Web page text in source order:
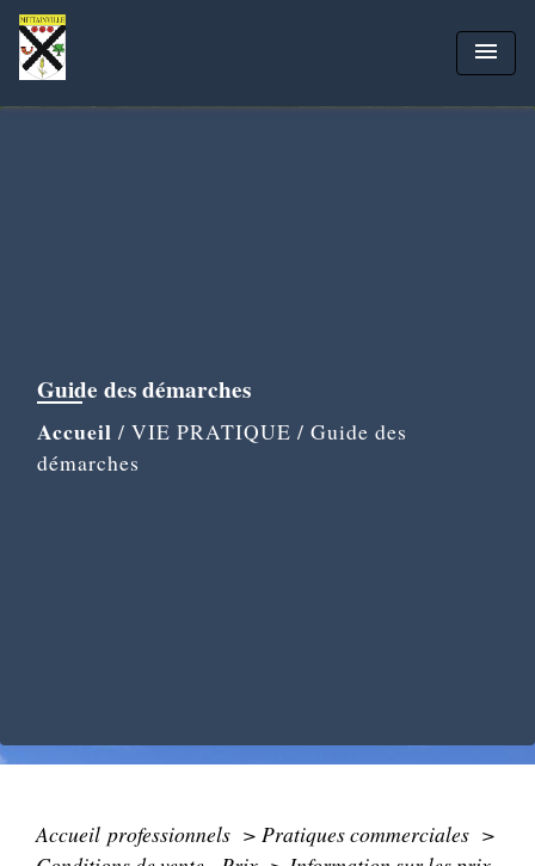
menu
Guide des démarches
Accueil / VIE PRATIQUE / Guide des
démarches
Accueil professionnels > Pratiques commerciales >